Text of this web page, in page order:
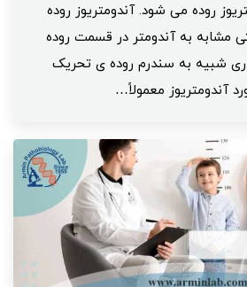
روده می شود. آندومتریوز روده
مشابه به آندومتر در قسمت روده
شبیه به سندرم روده ی تحریک
آندومتریوز معمولاً…